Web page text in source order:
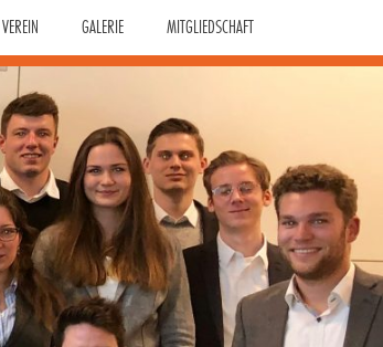
VEREIN GALERIE MITGLIEDSCHAFT